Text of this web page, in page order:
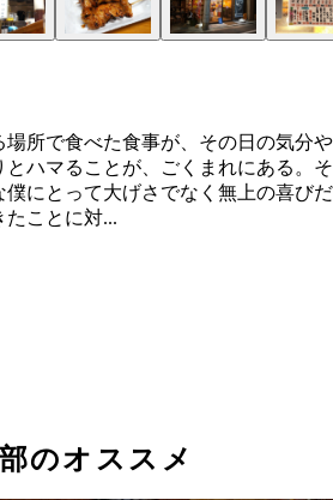
所で食べた食事が、その日の気分や
ハマることが、ごくまれにある。そ
にとって大げさでなく無上の喜びだ
たことに対...
のオススメ